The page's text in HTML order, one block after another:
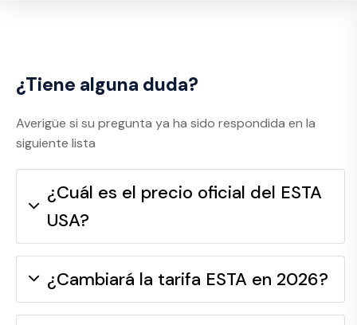
¿Tiene alguna duda?
Averigüe si su pregunta ya ha sido respondida en la
siguiente lista
¿Cuál es el precio oficial del ESTA
USA?
¿Cambiará la tarifa ESTA en 2026?